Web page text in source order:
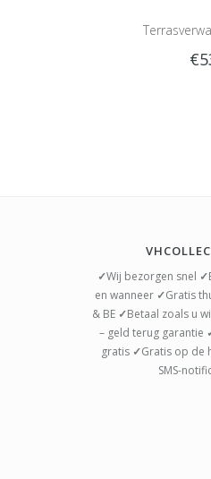
✓Wij bezorgen snel ✓
en wanneer ✓Gratis
& BE ✓Betaal zoals u
– geld terug garantie
gratis ✓Gratis op de
SMS-